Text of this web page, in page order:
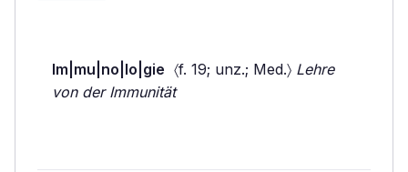
Im|mu|no|lo|gie 〈f. 19; unz.; Med.〉 Lehre
von der Immunität